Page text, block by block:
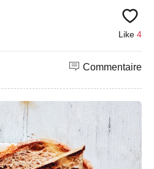
Like 4
Commentaire